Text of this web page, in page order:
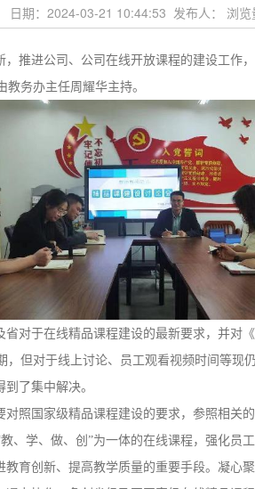
日期：2024-03-21 10:44:53 发布人： 浏览
推进公司、公司在线开放课程的建设工作，
务办主任周耀华主持。
对于在线精品课程建设的最新要求，并对《
，但对于线上讨论、员工观看视频时间等现
了集中解决。
照国家级精品课程建设的要求，参照相关
、学、做、创”为一体的在线课程，强化员
育创新、提高教学质量的重要手段。凝心